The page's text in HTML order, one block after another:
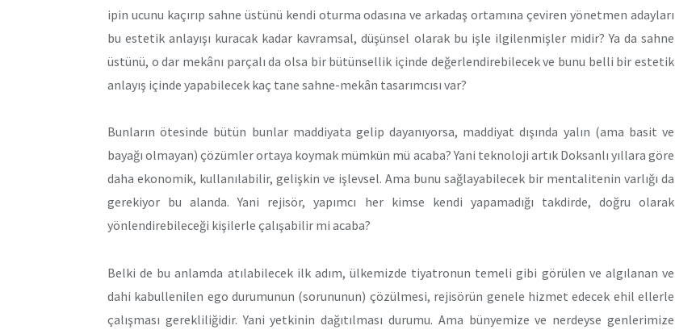
ipin ucunu kaçırıp sahne üstünü kendi oturma odasına ve arkadaş ortamına çeviren yönetmen adayları
bu estetik anlayışı kuracak kadar kavramsal, düşünsel olarak bu işle ilgilenmişler midir? Ya da sahne
üstünü, o dar mekânı parçalı da olsa bir bütünsellik içinde değerlendirebilecek ve bunu belli bir estetik
anlayış içinde yapabilecek kaç tane sahne-mekân tasarımcısı var?
Bunların ötesinde bütün bunlar maddiyata gelip dayanıyorsa, maddiyat dışında yalın (ama basit ve
bayağı olmayan) çözümler ortaya koymak mümkün mü acaba? Yani teknoloji artık Doksanlı yıllara göre
daha ekonomik, kullanılabilir, gelişkin ve işlevsel. Ama bunu sağlayabilecek bir mentalitenin varlığı da
gerekiyor bu alanda. Yani rejisör, yapımcı her kimse kendi yapamadığı takdirde, doğru olarak
yönlendirebileceği kişilerle çalışabilir mi acaba?
Belki de bu anlamda atılabilecek ilk adım, ülkemizde tiyatronun temeli gibi görülen ve algılanan ve
dahi kabullenilen ego durumunun (sorununun) çözülmesi, rejisörün genele hizmet edecek ehil ellerle
çalışması gerekliliğidir. Yani yetkinin dağıtılması durumu. Ama bünyemize ve nerdeyse genlerimize